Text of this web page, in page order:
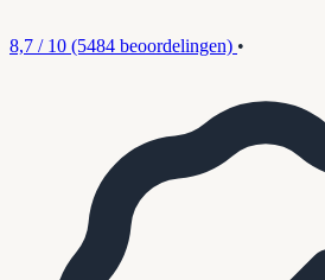
8,7 / 10 (5484 beoordelingen) •